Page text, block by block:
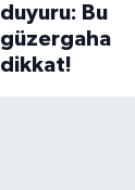
duyuru: Bu
güzergaha
dikkat!